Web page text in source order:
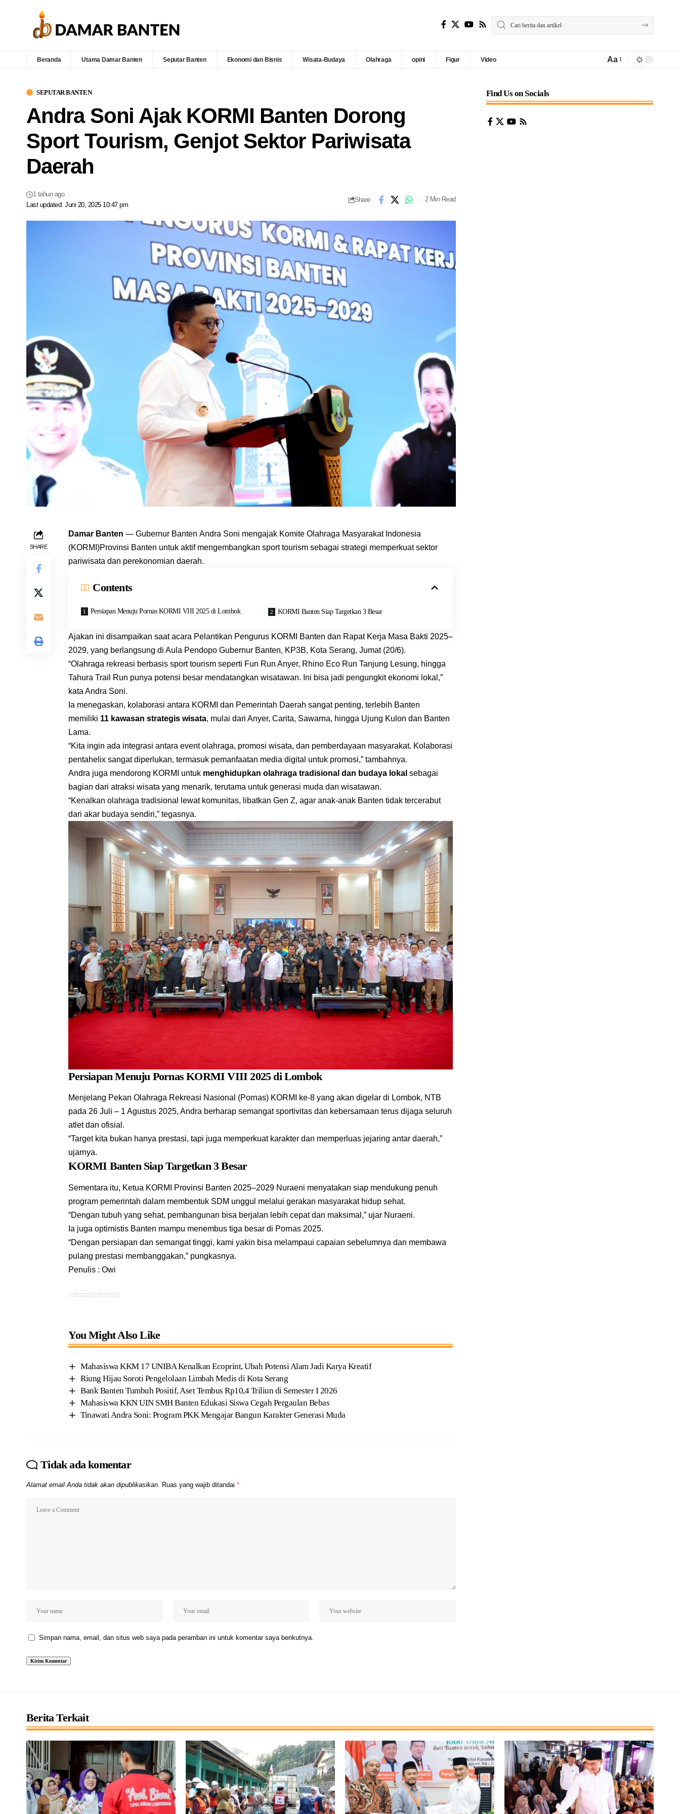
Beranda Utama Damar Banten Seputar Banten Ekonomi dan Bisnis Wisata-Budaya Olahraga opini Figur Video Aa
SEPUTAR BANTEN
Andra Soni Ajak KORMI Banten Dorong
Sport Tourism, Genjot Sektor Pariwisata
Daerah
Last updated: Juni 20, 2025 10:47 pm
1 tahun ago
Share 2 Min Read
SHARE
Damar Banten — Gubernur Banten Andra Soni mengajak Komite Olahraga Masyarakat Indonesia
(KORMI)Provinsi Banten untuk aktif mengembangkan sport tourism sebagai strategi memperkuat sektor
pariwisata dan perekonomian daerah.
Contents
Persiapan Menuju Pornas KORMI VIII 2025 di Lombok KORMI Banten Siap Targetkan 3 Besar
Ajakan ini disampaikan saat acara Pelantikan Pengurus KORMI Banten dan Rapat Kerja Masa Bakti 2025–
2029, yang berlangsung di Aula Pendopo Gubernur Banten, KP3B, Kota Serang, Jumat (20/6).
“Olahraga rekreasi berbasis sport tourism seperti Fun Run Anyer, Rhino Eco Run Tanjung Lesung, hingga
Tahura Trail Run punya potensi besar mendatangkan wisatawan. Ini bisa jadi pengungkit ekonomi lokal,”
kata Andra Soni.
Ia menegaskan, kolaborasi antara KORMI dan Pemerintah Daerah sangat penting, terlebih Banten
memiliki 11 kawasan strategis wisata, mulai dari Anyer, Carita, Sawarna, hingga Ujung Kulon dan Banten
Lama.
“Kita ingin ada integrasi antara event olahraga, promosi wisata, dan pemberdayaan masyarakat. Kolaborasi
pentahelix sangat diperlukan, termasuk pemanfaatan media digital untuk promosi,” tambahnya.
Andra juga mendorong KORMI untuk menghidupkan olahraga tradisional dan budaya lokal sebagai
bagian dari atraksi wisata yang menarik, terutama untuk generasi muda dan wisatawan.
“Kenalkan olahraga tradisional lewat komunitas, libatkan Gen Z, agar anak-anak Banten tidak tercerabut
dari akar budaya sendiri,” tegasnya.
Persiapan Menuju Pornas KORMI VIII 2025 di Lombok
Menjelang Pekan Olahraga Rekreasi Nasional (Pornas) KORMI ke-8 yang akan digelar di Lombok, NTB
pada 26 Juli – 1 Agustus 2025, Andra berharap semangat sportivitas dan kebersamaan terus dijaga seluruh
atlet dan ofisial.
“Target kita bukan hanya prestasi, tapi juga memperkuat karakter dan memperluas jejaring antar daerah,”
ujarnya.
KORMI Banten Siap Targetkan 3 Besar
Sementara itu, Ketua KORMI Provinsi Banten 2025–2029 Nuraeni menyatakan siap mendukung penuh
program pemerintah dalam membentuk SDM unggul melalui gerakan masyarakat hidup sehat.
“Dengan tubuh yang sehat, pembangunan bisa berjalan lebih cepat dan maksimal,” ujar Nuraeni.
Ia juga optimistis Banten mampu menembus tiga besar di Pornas 2025.
“Dengan persiapan dan semangat tinggi, kami yakin bisa melampaui capaian sebelumnya dan membawa
pulang prestasi membanggakan,” pungkasnya.
Penulis : Owi
You Might Also Like
Mahasiswa KKM 17 UNIBA Kenalkan Ecoprint, Ubah Potensi Alam Jadi Karya Kreatif
Riung Hijau Soroti Pengelolaan Limbah Medis di Kota Serang
Bank Banten Tumbuh Positif, Aset Tembus Rp10,4 Triliun di Semester I 2026
Mahasiswa KKN UIN SMH Banten Edukasi Siswa Cegah Pergaulan Bebas
Tinawati Andra Soni: Program PKK Mengajar Bangun Karakter Generasi Muda
Tidak ada komentar
Alamat email Anda tidak akan dipublikasikan. Ruas yang wajib ditandai *
Simpan nama, email, dan situs web saya pada peramban ini untuk komentar saya berikutnya.
Find Us on Socials
Berita Terkait